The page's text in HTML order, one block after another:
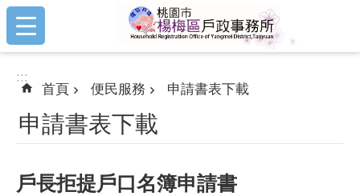
跳到主要內容區塊
:::
:::
首頁 便民服務 申請書表下載
申請書表下載
戶長拒提戶口名簿申請書